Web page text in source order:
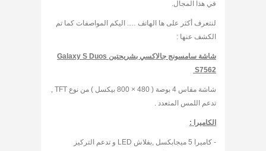
في هذا المجال.
لنتعرف أكثر على ها الهاتف …. اليكم المواصفات كما تم
الكشف عنها :
شاشة سامسونج جالاكسي بشريحتين Galaxy S Duos
S7562
شاشة مقاس 4 بوصة ( 480 × 800 بيكسل ) من نوع TFT ,
تدعم اللمس المتعدد .
الكاميرا :
- كاميرا 5 ميجابكسل ,بفلاش LED و تدعم التركيز